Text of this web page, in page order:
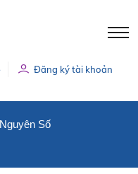
Đăng ký tài khoản
Số